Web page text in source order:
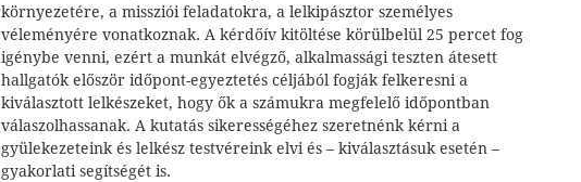
környezetére, a missziói feladatokra, a lelkipásztor személyes
véleményére vonatkoznak. A kérdőív kitöltése körülbelül 25 percet fog
igénybe venni, ezért a munkát elvégző, alkalmassági teszten átesett
hallgatók először időpont-egyeztetés céljából fogják felkeresni a
kiválasztott lelkészeket, hogy ők a számukra megfelelő időpontban
válaszolhassanak. A kutatás sikerességéhez szeretnénk kérni a
gyülekezeteink és lelkész testvéreink elvi és – kiválasztásuk esetén –
gyakorlati segítségét is.